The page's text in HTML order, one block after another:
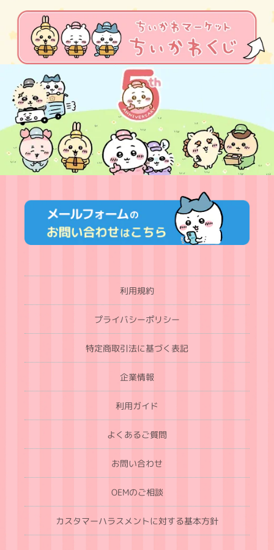
利用規約
プライバシーポリシー
特定商取引法に基づく表記
企業情報
利用ガイド
よくあるご質問
お問い合わせ
OEMのご相談
カスタマーハラスメントに対する基本方針